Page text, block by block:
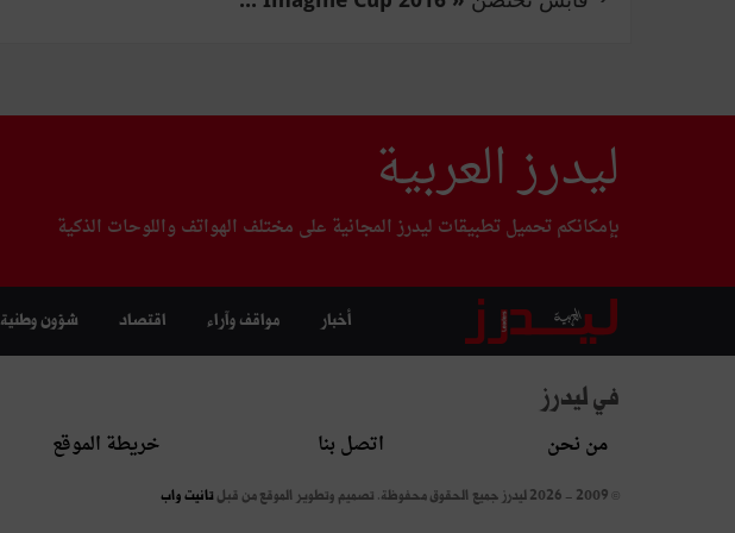
ليدرز العربية
بإمكانكم تحميل تطبيقات ليدرز المجانية على مختلف الهواتف واللوحات الذكية
أخبار مواقف وآراء اقتصاد شؤون وطنية
في ليدرز
من نحن اتصل بنا خريطة الموقع
© 2009 - 2026 ليدرز جميع الحقوق محفوظة. تصميم وتطوير الموقع من قبل تانيت واب